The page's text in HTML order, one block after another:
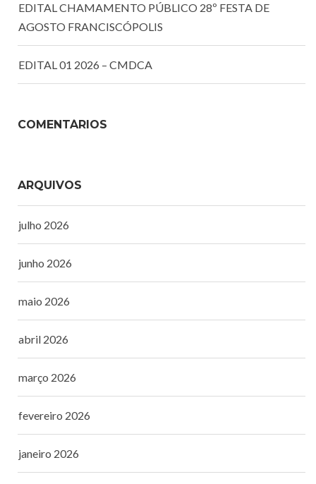
EDITAL CHAMAMENTO PÚBLICO 28º FESTA DE
AGOSTO FRANCISCÓPOLIS
EDITAL 01 2026 – CMDCA
COMENTÁRIOS
ARQUIVOS
julho 2026
junho 2026
maio 2026
abril 2026
março 2026
fevereiro 2026
janeiro 2026